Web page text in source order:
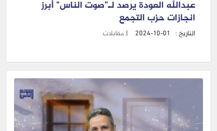
عبدالله العودة يرصد لـ"صوت الناس" أبرز
انجازات حزب التجمع
التاريخ : 2024-10-01
| مقابلات